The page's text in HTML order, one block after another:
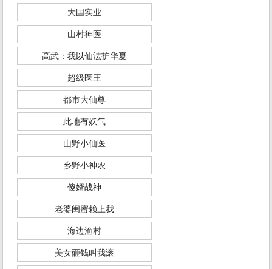
大国实业
山村神医
高武：我以仙法护华夏
超级医王
都市大仙尊
此地有妖气
山野小仙医
乡野小神农
傻婿战神
老婆闺蜜赖上我
海边渔村
美女砸钱叫我滚